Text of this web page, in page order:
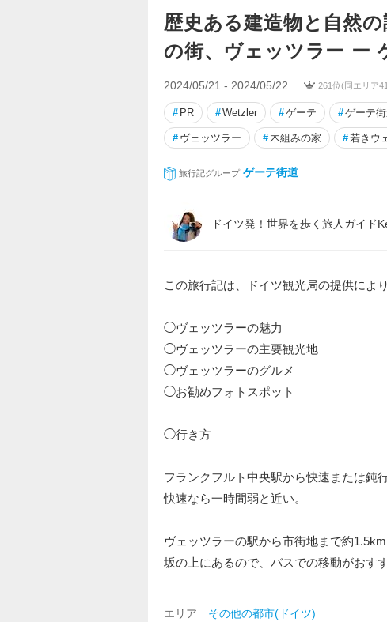
歴史ある建造物と自然
の街、ヴェッツラー ー
2024/05/21 - 2024/05/22 261位(同エリア
# PR #Wetzler #ゲーテ #ゲーテ
# ヴェッツラー #木組みの家 #若きウ
旅行記グループ ゲーテ街道
ドイツ発！世界を歩く旅人ガイド
この旅行記は、ドイツ観光局の提供によ
◯ヴェッツラーの魅力
◯ヴェッツラーの主要観光地
◯ヴェッツラーのグルメ
◯お勧めフォトスポット
◯行き方
フランクフルト中央駅から快速または鈍
快速なら一時間弱と近い。
ヴェッツラーの駅から市街地まで約1.5km
坂の上にあるので、バスでの移動がおすす
エリア その他の都市(ドイツ)